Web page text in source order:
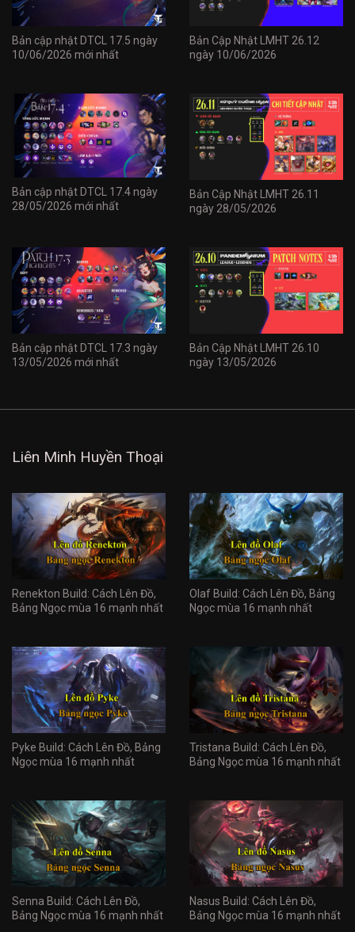
Bản cập nhật DTCL 17.5 ngày
10/06/2026 mới nhất
Bản Cập Nhật LMHT 26.12
ngày 10/06/2026
Bản cập nhật DTCL 17.4 ngày
28/05/2026 mới nhất
Bản Cập Nhật LMHT 26.11
ngày 28/05/2026
Bản cập nhật DTCL 17.3 ngày
13/05/2026 mới nhất
Bản Cập Nhật LMHT 26.10
ngày 13/05/2026
Liên Minh Huyền Thoại
Renekton Build: Cách Lên Đồ,
Bảng Ngọc mùa 16 mạnh nhất
Olaf Build: Cách Lên Đồ, Bảng
Ngọc mùa 16 mạnh nhất
Pyke Build: Cách Lên Đồ, Bảng
Ngọc mùa 16 mạnh nhất
Tristana Build: Cách Lên Đồ,
Bảng Ngọc mùa 16 mạnh nhất
Senna Build: Cách Lên Đồ,
Bảng Ngọc mùa 16 mạnh nhất
Nasus Build: Cách Lên Đồ,
Bảng Ngọc mùa 16 mạnh nhất